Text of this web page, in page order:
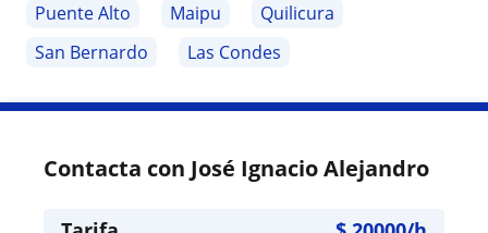
Puente Alto
Maipu
Quilicura
San Bernardo
Las Condes
Contacta con José Ignacio Alejandro